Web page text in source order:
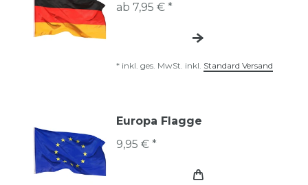
ab 7,95 € *
* inkl. ges. MwSt. inkl. Standard Versand
Europa Flagge
9,95 € *